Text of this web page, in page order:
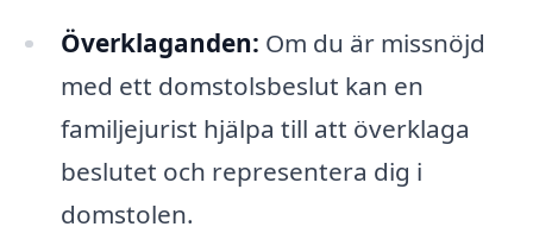
Överklaganden: Om du är missnöjd
med ett domstolsbeslut kan en
familjejurist hjälpa till att överklaga
beslutet och representera dig i
domstolen.